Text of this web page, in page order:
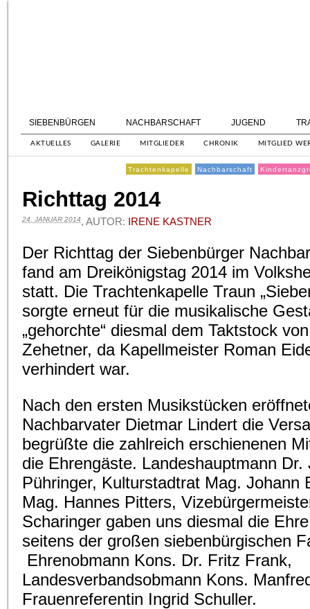
SIEBENBÜRGEN NACHBARSCHAFT JUGEND
AKTUELLES GALERIE MITGLIEDER CHRONIK MITGLIED
Nachbarschaft
Trachtenkapelle
Richttag 2014
24. JANUAR 2014, AUTOR: IRENE KASTNER
Der Richttag der Siebenbürger
fand am Dreikönigstag 2014 im
statt. Die Trachtenkapelle Traun
sorgte erneut für die musikalische
„gehorchte“ diesmal dem Taktstock
Zehetner, da Kapellmeister Roman
verhindert war.
Nach den ersten Musikstücken
Nachbarvater Dietmar Lindert die
begrüßte die zahlreich erschienenen
die Ehrengäste. Landeshauptmann Dr.
Pühringer, Kulturstadtrat Mag. Johann
Mag. Hannes Pitters,
Scharinger gaben uns diesmal die
seitens der großen siebenbürgischen
Ehrenobmann Kons. Dr. Fritz Frank,
Landesverbandsobmann Kons.
Frauenreferentin Ingrid Schuller.